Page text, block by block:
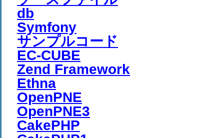
db
Symfony
サンプルコード
EC-CUBE
Zend Framework
Ethna
OpenPNE
OpenPNE3
CakePHP